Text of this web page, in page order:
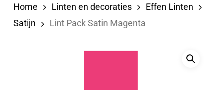
Home Linten en decoraties
Effen Linten
Satijn
Lint Pack Satin Magenta